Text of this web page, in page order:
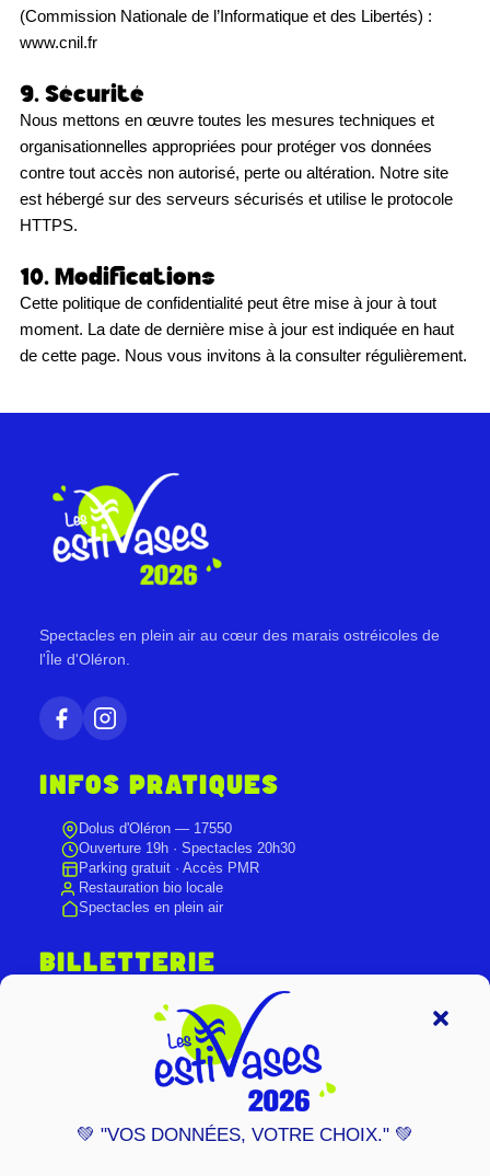
💚 "VOS DONNÉES, VOTRE CHOIX." 💚
(Commission Nationale de l’Informatique et des Libertés) :
www.cnil.fr
9. Sécurité
Nous mettons en œuvre toutes les mesures techniques et
organisationnelles appropriées pour protéger vos données
contre tout accès non autorisé, perte ou altération. Notre site
est hébergé sur des serveurs sécurisés et utilise le protocole
HTTPS.
10. Modifications
Cette politique de confidentialité peut être mise à jour à tout
moment. La date de dernière mise à jour est indiquée en haut
de cette page. Nous vous invitons à la consulter régulièrement.
Spectacles en plein air au cœur des marais ostréicoles de
l'Île d'Oléron.
INFOS PRATIQUES
Dolus d'Oléron — 17550
Ouverture 19h · Spectacles 20h30
Parking gratuit · Accès PMR
Restauration bio locale
Spectacles en plein air
BILLETTERIE
Réservation en ligne recommandée.
Billetterie sur place le soir du spectacle.
DÉCOUVRIR NOTRE PROGRAMME